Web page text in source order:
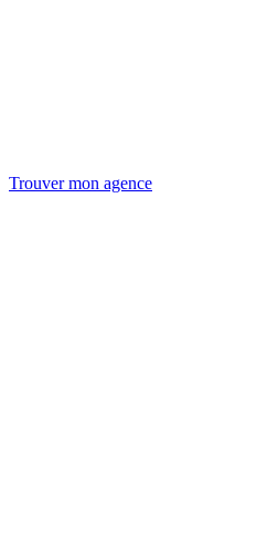
Trouver mon agence